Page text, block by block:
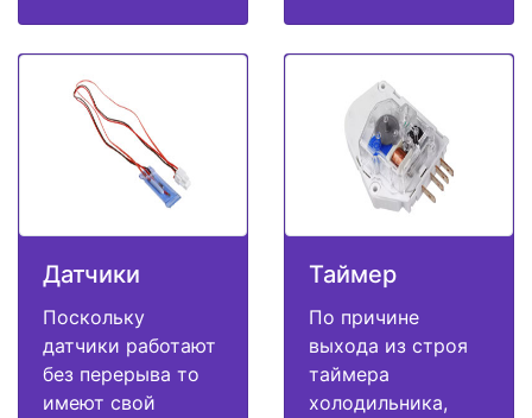
Датчики
Поскольку
датчики работают
без перерыва то
имеют свой
Таймер
По причине
выхода из строя
таймера
холодильника,